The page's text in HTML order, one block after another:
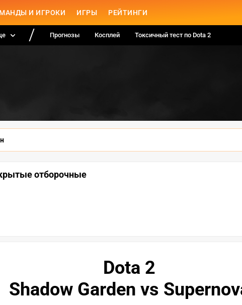
И ИГРОКИ ИГРЫ РЕЙТИНГИ
Прогнозы Косплей Токсичный тест по Dota 2
отборочные
Dota 2
Shadow Garden vs